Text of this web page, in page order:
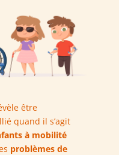
être
quand il s’agit
à mobilité
problèmes de